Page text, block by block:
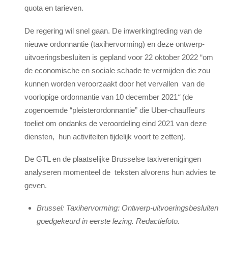
quota en tarieven.
De regering wil snel gaan. De inwerkingtreding van de
nieuwe ordonnantie (taxihervorming) en deze ontwerp-
uitvoeringsbesluiten is gepland voor 22 oktober 2022 “om
de economische en sociale schade te vermijden die zou
kunnen worden veroorzaakt door het vervallen van de
voorlopige ordonnantie van 10 december 2021“(de
zogenoemde “pleisterordonnantie” die Uber-chauffeurs
toeliet om ondanks de veroordeling eind 2021 van deze
diensten, hun activiteiten tijdelijk voort te zetten).
De GTL en de plaatselijke Brusselse taxiverenigingen
analyseren momenteel de teksten alvorens hun advies te
geven.
Brussel: Taxihervorming: Ontwerp-uitvoeringsbesluiten
goedgekeurd in eerste lezing. Redactiefoto.